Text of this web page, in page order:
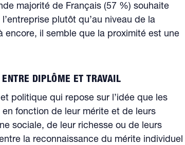
majorité de Français (57 %) souhaite
plutôt qu’au niveau de la
encore, il semble que la proximité est une
DIPLÔME ET TRAVAIL
politique qui repose sur l’idée que les
fonction de leur mérite et de leurs
sociale, de leur richesse ou de leurs
la reconnaissance du mérite individuel